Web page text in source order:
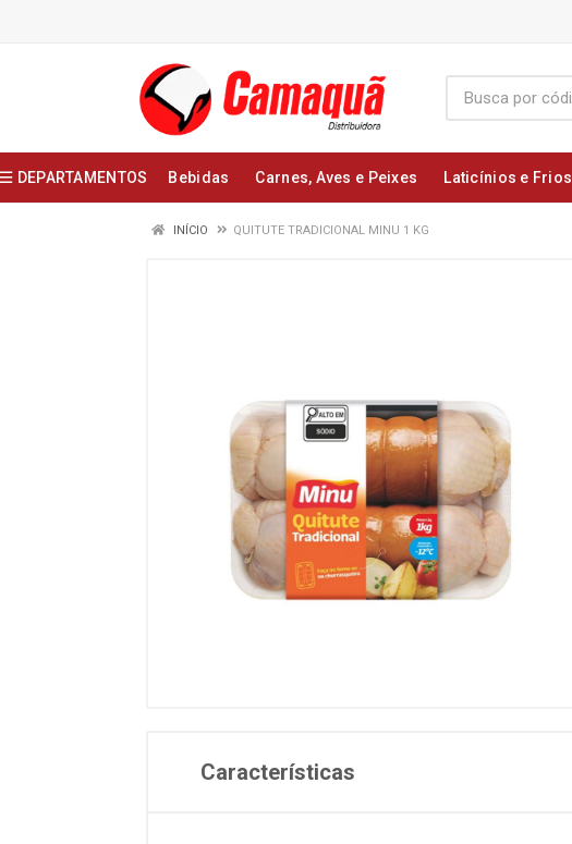
DEPARTAMENTOS Bebidas Carnes, Aves e Peixes Laticínios e Frios
INÍCIO QUITUTE TRADICIONAL MINU 1 KG
Características